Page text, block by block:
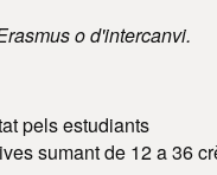
o d'intercanvi.
pels estudiants
sumant de 12 a 36